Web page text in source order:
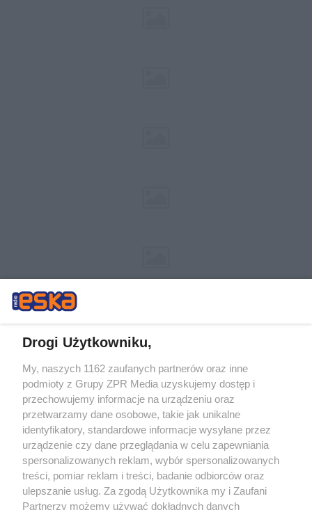
Żaden utwór zamieszczony w serwisie nie może być powielany i
rozpowszechniany lub dalej rozpowszechniany w jakikolwiek sposób (w
tym także elektroniczny lub mechaniczny) na jakimkolwiek polu
eksploatacji w jakiejkolwiek formie, włącznie z umieszczaniem w
Internecie bez pisemnej zgody właściciela praw. Jakiekolwiek użycie lub
wykorzystanie utworów w całości lub w części z naruszeniem prawa,
tzn. bez właściwej zgody, jest zabronione pod groźbą kary i może być
ścigane prawnie.
Drogi Użytkowniku,
My, naszych 1162 zaufanych partnerów oraz inne
podmioty z Grupy ZPR Media uzyskujemy dostęp i
przechowujemy informacje na urządzeniu oraz
przetwarzamy dane osobowe, takie jak unikalne
identyfikatory, standardowe informacje wysyłane przez
urządzenie czy dane przeglądania w celu zapewniania
spersonalizowanych reklam, wybór spersonalizowanych
treści, pomiar reklam i treści, badanie odbiorców oraz
ulepszanie usług. Za zgodą Użytkownika my i Zaufani
Partnerzy możemy używać dokładnych danych